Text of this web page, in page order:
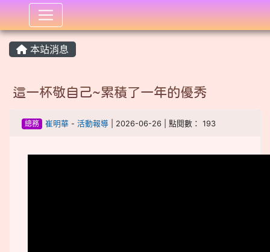
:::
本站消息
這一杯敬自己~累積了一年的優秀
總務 崔明華- 活動報導| 2026-06-26 | 點閱數： 193